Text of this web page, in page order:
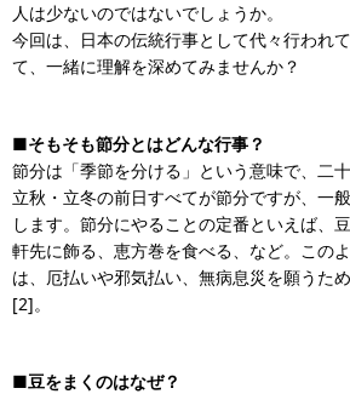
人は少ないのではないでしょうか。
今回は、日本の伝統行事として代々行われ
て、一緒に理解を深めてみませんか？
■そもそも節分とはどんな行事？
節分は「季節を分ける」という意味で、二
立秋・立冬の前日すべてが節分ですが、一
します。節分にやることの定番といえば、
軒先に飾る、恵方巻を食べる、など。この
は、厄払いや邪気払い、無病息災を願うた
[2]。
■豆をまくのはなぜ？